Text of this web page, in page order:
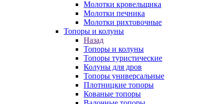
Молотки кровельщика
Молотки печника
Молотки рихтовочные
Топоры и колуны
Назад
Топоры и колуны
Топоры туристические
Колуны для дров
Топоры универсальные
Плотницкие топоры
Кованые топоры